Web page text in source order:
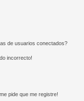
de usuarios conectados?
incorrecto!
pide que me registre!